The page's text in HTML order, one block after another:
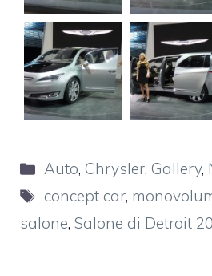
Categorie
Auto, Chrysler, Gallery,
Tag
concept car,
salone, Salone di Detroit